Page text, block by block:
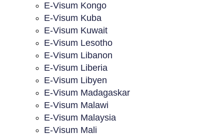
E-Visum Kongo
E-Visum Kuba
E-Visum Kuwait
E-Visum Lesotho
E-Visum Libanon
E-Visum Liberia
E-Visum Libyen
E-Visum Madagaskar
E-Visum Malawi
E-Visum Malaysia
E-Visum Mali